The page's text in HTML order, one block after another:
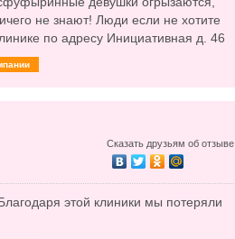
не знают! Люди если не хотите
по адресу Инициативная д. 46
Сказать друзьям об отзыве
этой клиники мы потеряли